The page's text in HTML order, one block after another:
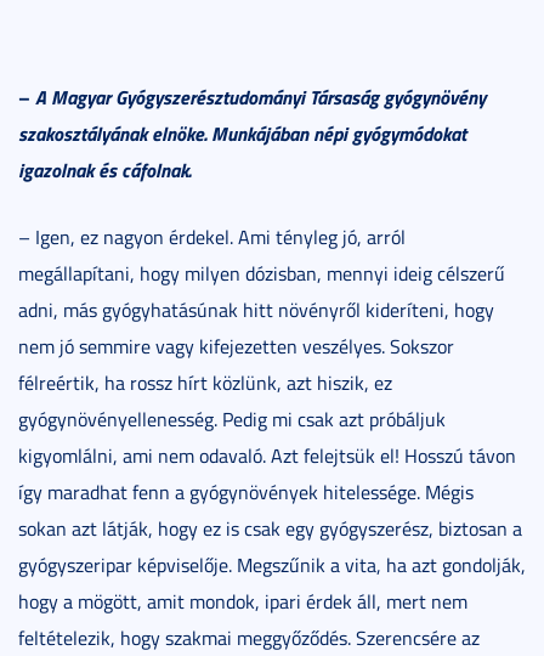
– A Magyar Gyógyszerésztudományi Társaság gyógynövény
szakosztályának elnöke. Munkájában népi gyógymódokat
igazolnak és cáfolnak.
– Igen, ez nagyon érdekel. Ami tényleg jó, arról
megállapítani, hogy milyen dózisban, mennyi ideig célszerű
adni, más gyógyhatásúnak hitt növényről kideríteni, hogy
nem jó semmire vagy kifejezetten veszélyes. Sokszor
félreértik, ha rossz hírt közlünk, azt hiszik, ez
gyógynövényellenesség. Pedig mi csak azt próbáljuk
kigyomlálni, ami nem odavaló. Azt felejtsük el! Hosszú távon
így maradhat fenn a gyógynövények hitelessége. Mégis
sokan azt látják, hogy ez is csak egy gyógyszerész, biztosan a
gyógyszeripar képviselője. Megszűnik a vita, ha azt gondolják,
hogy a mögött, amit mondok, ipari érdek áll, mert nem
feltételezik, hogy szakmai meggyőződés. Szerencsére az